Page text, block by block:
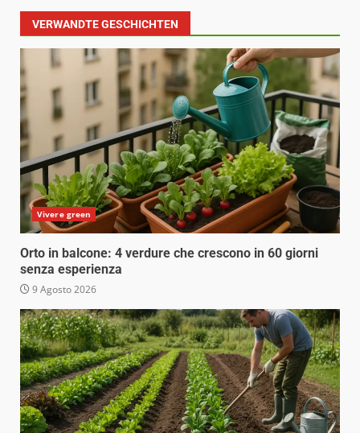
VERWANDTE GESCHICHTEN
Vivere green
Orto in balcone: 4 verdure che crescono in 60 giorni
senza esperienza
9 Agosto 2026